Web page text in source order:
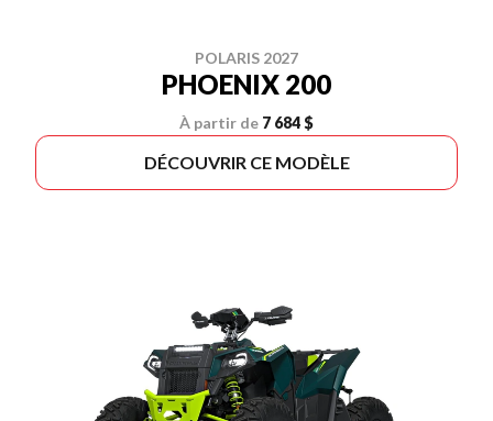
POLARIS 2027
PHOENIX 200
À partir de 7 684 $
DÉCOUVRIR CE MODÈLE